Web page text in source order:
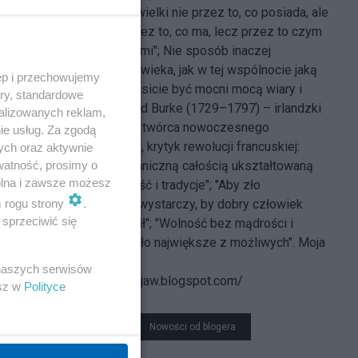
"Człowiek jest wielki nie przez to, co posiada, ale
kim jest, nie przez to, co ma, lecz przez to czym
dzieli się z innymi"; Nie sposób inaczej
zrozumieć Człowieka, jak w tej wspólnocie jaką
jest Naród"; "Musicie być mocni mocą wiary i
nadziei". Edmund Burke (1729–1797) – irlandzki
filozof i polityk, twórca nowoczesnego
konserwatyzmu, krytyk rewolucji francuskiej:
"Naród jest organiczną całością ukształtowaną
przez przeszłość i tradycje"; "Aby zło
zatriumfowało, wystarczy, by dobry człowiek
niczego nie robił"; "Wolność bez mądrości i
cnoty? To jest zło największe z możliwych". Moja
strona domowa:
http://krzysztofjaw.blogspot.com/
Nowości od blogera
i przechowujemy
standardowe
reklam,
usług. Za zgodą
oraz aktywnie
prosimy o
i zawsze możesz
rogu strony
.
się
serwisów
w Polityce